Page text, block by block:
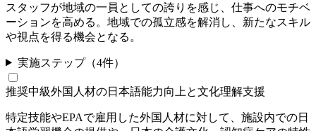
スタッフが地域の一員としての誇りを感じ、仕事へのモチベ
ーションを高める。地域での孤立感を解消し、新たなスキル
や視点を得る機会となる。
実施ステップ（4件）
推奨中級外国人材の日本語能力向上と文化理解支援
特定技能やEPAで雇用した外国人材に対して、施設内での日